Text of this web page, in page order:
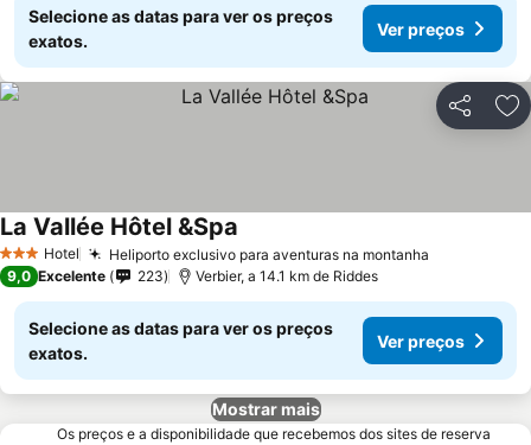
Selecione as datas para ver os preços
exatos.
Ver preços
Partilhar
3 EstrelasHotel Heliporto exclusivo para aventuras na montanha
La Vallée Hôtel &Spa
9,0 Excelente 223 Verbier, a 14.1 km de Riddes
Selecione as datas para ver os preços
exatos.
Ver preços
Mostrar mais
Os preços e a disponibilidade que recebemos dos sites de reserva